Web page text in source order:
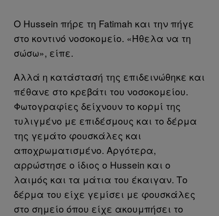
Ο Hussein πήρε τη Fatimah και την πήγε
στο κοντινό νοσοκομείο. «Ήθελα να τη
σώσω», είπε.
Αλλά η κατάστασή της επιδεινώθηκε και
πέθανε στο κρεβάτι του νοσοκομείου.
Φωτογραφίες δείχνουν το κορμί της
τυλιγμένο με επιδέσμους και το δέρμα
της γεμάτο φουσκάλες και
αποχρωματισμένο. Αργότερα,
αρρώστησε ο ίδιος ο Hussein και ο
λαιμός και τα μάτια του έκαιγαν. Το
δέρμα του είχε γεμίσει με φουσκάλες
στο σημείο όπου είχε ακουμπήσει το